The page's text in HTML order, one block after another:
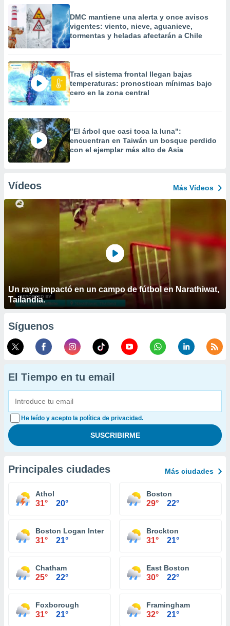
DMC mantiene una alerta y once avisos
vigentes: viento, nieve, aguanieve,
tormentas y heladas afectarán a Chile
Tras el sistema frontal llegan bajas
temperaturas: pronostican mínimas bajo
cero en la zona central
"El árbol que casi toca la luna":
encuentran en Taiwán un bosque perdido
con el ejemplar más alto de Asia
Vídeos Más Vídeos
Un rayo impactó en un campo de fútbol en Narathiwat,
Tailandia.
Síguenos
El Tiempo en tu email
He leído y acepto la política de privacidad.
Principales ciudades Más ciudades
Athol
31° 20°
Boston
29° 22°
Boston Logan International Airport
31° 21°
Brockton
31° 21°
Chatham
25° 22°
East Boston
30° 22°
Foxborough
31° 21°
Framingham
32° 21°